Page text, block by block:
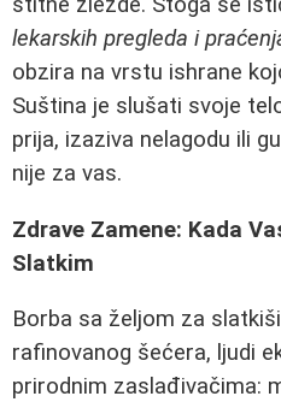
lekarskih pregleda i
obzira na vrstu ishrane
Suština je slušati svoje
prija, izaziva nelagodu ili
nije za vas.
Zdrave Zamene: Kada
Slatkim
Borba sa željom za
rafinovanog šećera, ljudi
prirodnim zaslađivačima: